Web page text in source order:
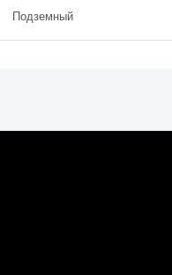
Подземный